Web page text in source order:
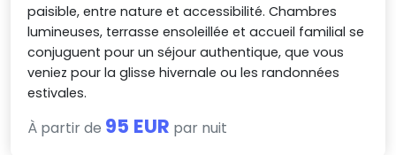
paisible, entre nature et accessibilité. Chambres
lumineuses, terrasse ensoleillée et accueil familial se
conjuguent pour un séjour authentique, que vous
veniez pour la glisse hivernale ou les randonnées
estivales.
À partir de 95 EUR par nuit